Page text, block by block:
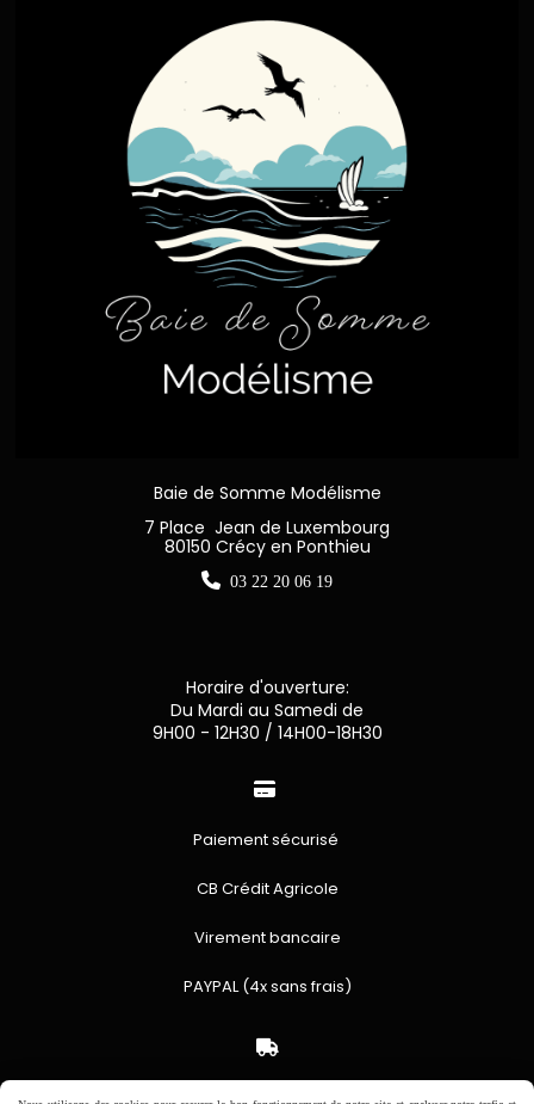
Baie de Somme Modélisme
7 Place Jean de Luxembourg
80150 Crécy en Ponthieu
 03 22 20 06 19
Horaire d'ouverture:
Du Mardi au Samedi de
9H00 - 12H30 / 14H00-18H30

Paiement sécurisé
CB Crédit Agricole
Virement bancaire
PAYPAL (4x sans frais)
